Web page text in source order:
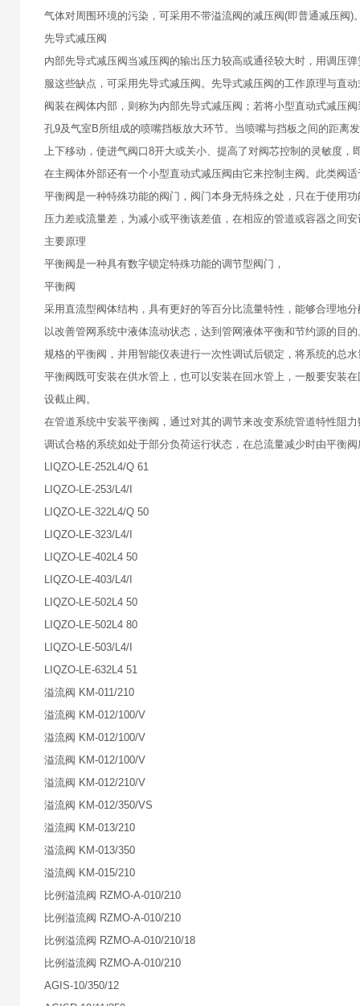
气体对周围环境的污染，可采用不带溢流阀的减压阀(即普通减压阀)
先导式减压阀
内部先导式减压阀当减压阀的输出压力较高或通径较大时，用调压
服这些缺点，可采用先导式减压阀。先导式减压阀的工作原理与直
阀装在阀体内部，则称为内部先导式减压阀；若将小型直动式减压
孔9及气室B所组成的喷嘴挡板放大环节。当喷嘴与挡板之间的距离
上下移动，使进气阀口8开大或关小、提高了对阀芯控制的灵敏度，
在主阀体外部还有一个小型直动式减压阀由它来控制主阀。此类阀
平衡阀是一种特殊功能的阀门，阀门本身无特殊之处，只在于使用
压力差或流量差，为减小或平衡该差值，在相应的管道或容器之间
主要原理
平衡阀是一种具有数字锁定特殊功能的调节型阀门，
平衡阀
采用直流型阀体结构，具有更好的等百分比流量特性，能够合理地
以改善管网系统中液体流动状态，达到管网液体平衡和节约源的目
规格的平衡阀，并用智能仪表进行一次性调试后锁定，将系统的总
平衡阀既可安装在供水管上，也可以安装在回水管上，一般要安装
设截止阀。
在管道系统中安装平衡阀，通过对其的调节来改变系统管道特性阻
调试合格的系统如处于部分负荷运行状态，在总流量减少时由平衡
LIQZO-LE-252L4/Q 61
LIQZO-LE-253/L4/I
LIQZO-LE-322L4/Q 50
LIQZO-LE-323/L4/I
LIQZO-LE-402L4 50
LIQZO-LE-403/L4/I
LIQZO-LE-502L4 50
LIQZO-LE-502L4 80
LIQZO-LE-503/L4/I
LIQZO-LE-632L4 51
溢流阀 KM-011/210
溢流阀 KM-012/100/V
溢流阀 KM-012/100/V
溢流阀 KM-012/100/V
溢流阀 KM-012/210/V
溢流阀 KM-012/350/VS
溢流阀 KM-013/210
溢流阀 KM-013/350
溢流阀 KM-015/210
比例溢流阀 RZMO-A-010/210
比例溢流阀 RZMO-A-010/210
比例溢流阀 RZMO-A-010/210/18
比例溢流阀 RZMO-A-010/210
AGIS-10/350/12